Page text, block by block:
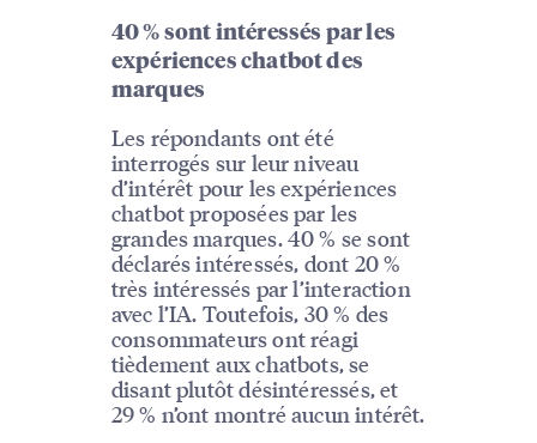
40 % sont intéressés par les
expériences chatbot des
marques
Les répondants ont été
interrogés sur leur niveau
d’intérêt pour les expériences
chatbot proposées par les
grandes marques. 40 % se sont
déclarés intéressés, dont 20 %
très intéressés par l’interaction
avec l’IA. Toutefois, 30 % des
consommateurs ont réagi
tièdement aux chatbots, se
disant plutôt désintéressés, et
29 % n’ont montré aucun intérêt.